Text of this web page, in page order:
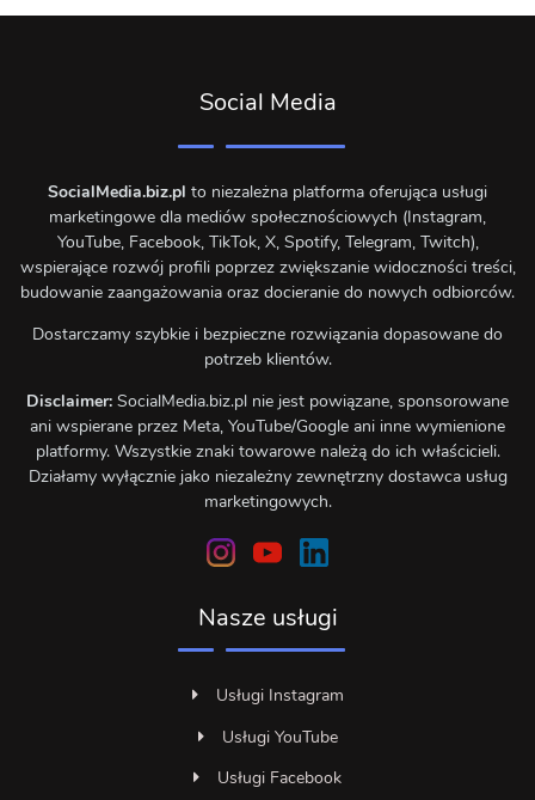
Social Media
SocialMedia.biz.pl to niezależna platforma oferująca usługi
marketingowe dla mediów społecznościowych (Instagram,
YouTube, Facebook, TikTok, X, Spotify, Telegram, Twitch),
wspierające rozwój profili poprzez zwiększanie widoczności treści,
budowanie zaangażowania oraz docieranie do nowych odbiorców.
Dostarczamy szybkie i bezpieczne rozwiązania dopasowane do
potrzeb klientów.
Disclaimer: SocialMedia.biz.pl nie jest powiązane, sponsorowane
ani wspierane przez Meta, YouTube/Google ani inne wymienione
platformy. Wszystkie znaki towarowe należą do ich właścicieli.
Działamy wyłącznie jako niezależny zewnętrzny dostawca usług
marketingowych.
Nasze usługi
Usługi Instagram
Usługi YouTube
Usługi Facebook